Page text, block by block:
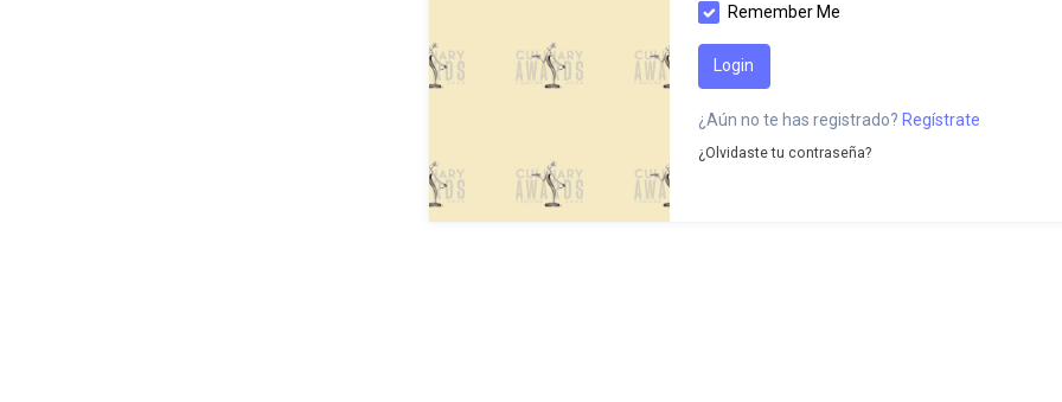
Remember Me
Login
¿Aún no te has registrado? Regístrate
¿Olvidaste tu contraseña?